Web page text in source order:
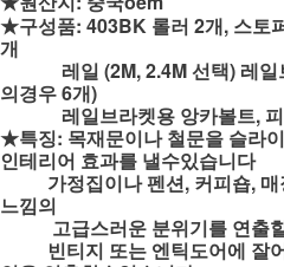
★구성품: 403BK 롤러 2개, 스토
개
레일 (2M, 2.4M 선택) 레일
의경우 6개)
레일브라켓용 앙카볼트, 피
★특징: 목재문이나 철문을 슬라
인테리어 효과를 낼수있습니다
가정집이나 펜션, 커피숍,
느낌의
고급스러운 분위기를 연출
빈티지 또는 엔틱도어에 잘